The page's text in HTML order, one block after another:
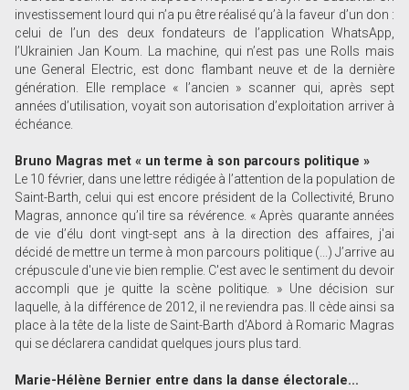
investissement lourd qui n’a pu être réalisé qu’à la faveur d’un don :
celui de l’un des deux fondateurs de l’application WhatsApp,
l’Ukrainien Jan Koum. La machine, qui n’est pas une Rolls mais
une General Electric, est donc flambant neuve et de la dernière
génération. Elle remplace « l’ancien » scanner qui, après sept
années d’utilisation, voyait son autorisation d’exploitation arriver à
échéance.
Bruno Magras met « un terme à son parcours politique »
Le 10 février, dans une lettre rédigée à l’attention de la population de
Saint-Barth, celui qui est encore président de la Collectivité, Bruno
Magras, annonce qu’il tire sa révérence. « Après quarante années
de vie d’élu dont vingt-sept ans à la direction des affaires, j'ai
décidé de mettre un terme à mon parcours politique (...) J’arrive au
crépuscule d'une vie bien remplie. C'est avec le sentiment du devoir
accompli que je quitte la scène politique. » Une décision sur
laquelle, à la différence de 2012, il ne reviendra pas. Il cède ainsi sa
place à la tête de la liste de Saint-Barth d’Abord à Romaric Magras
qui se déclarera candidat quelques jours plus tard.
Marie-Hélène Bernier entre dans la danse électorale...